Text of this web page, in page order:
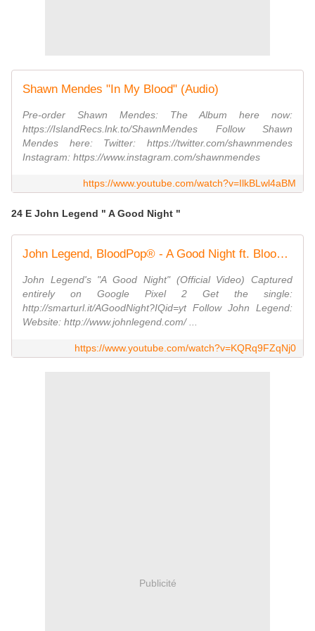
Shawn Mendes "In My Blood" (Audio)
Pre-order Shawn Mendes: The Album here now:
https://IslandRecs.lnk.to/ShawnMendes Follow Shawn
Mendes here: Twitter: https://twitter.com/shawnmendes
Instagram: https://www.instagram.com/shawnmendes
https://www.youtube.com/watch?v=IlkBLwl4aBM
24 E John Legend " A Good Night "
John Legend, BloodPop® - A Good Night ft. BloodPop®
John Legend's "A Good Night" (Official Video) Captured
entirely on Google Pixel 2 Get the single:
http://smarturl.it/AGoodNight?IQid=yt Follow John Legend:
Website: http://www.johnlegend.com/ ...
https://www.youtube.com/watch?v=KQRq9FZqNj0
Publicité